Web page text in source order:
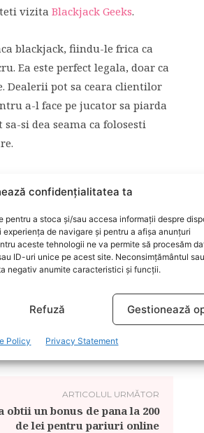
confidențialitatea ta
pentru a stoca și/sau accesa informații despre
de navigare și pentru a afișa anunțuri
aceste tehnologii ne va permite să procesăm
ID-uri unice pe acest site. Neconsimțământul sau
negativ anumite caracteristici și funcții.
Refuză Gestionează
Policy Privacy Statement
vizita Blackjack Geeks.
blackjack, fiindu-le frica ca
Ea este perfect legala, doar ca
Dealerii pot sa ceara clientilor
a-l face pe jucator sa piarda
si dea seama ca folosesti
nu trebuie sa faci un pariu
de mai sus: fie iti cere
pachetelor de la masa si de
la 1,5% decat de obicei.
ARTICOLUL URMĂTOR
obtii un bonus de pana la 200
de lei pentru pariuri online